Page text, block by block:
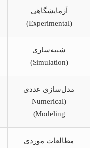
آزمایشگاهی
(Experimental)
شبیه‌سازی
(Simulation)
مدل‌سازی عددی
(Numerical
Modeling)
مطالعات موردی